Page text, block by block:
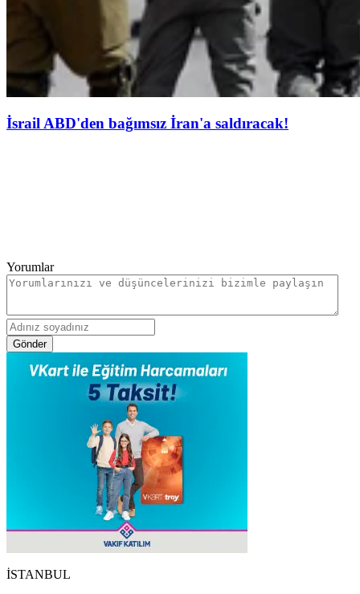
İsrail ABD'den bağımsız İran'a saldıracak!
Yorumlar
Gönder
İSTANBUL